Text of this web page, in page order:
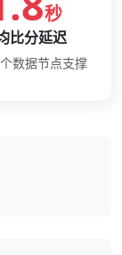
秒
比分延迟
数据节点支撑